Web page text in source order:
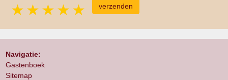
5 stars
4 stars
3 stars
2 stars
1 star
Navigatie:
Gastenboek
Sitemap